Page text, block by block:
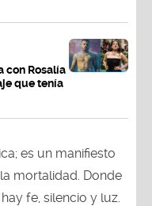
con Rosalía
que tenía
es un manifiesto
mortalidad. Donde
fe, silencio y luz.